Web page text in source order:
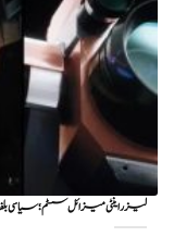
لیزر اینٹی میزائل سسٹم؛